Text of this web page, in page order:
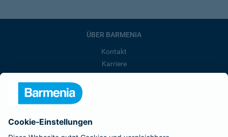
ÜBER BARMENIA
Kontakt
Karriere
Barmenia ist Teil der BarmeniaGothaer